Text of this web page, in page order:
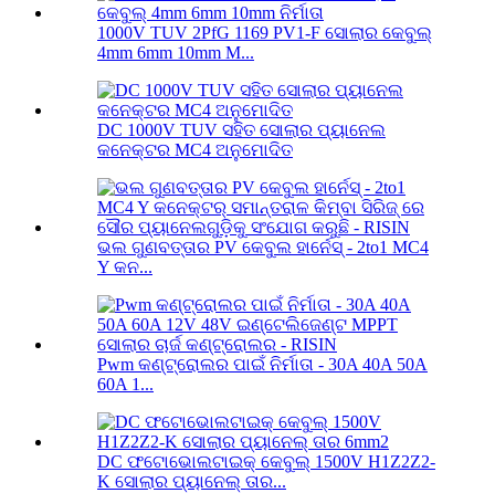
1000V TUV 2PfG 1169 PV1-F ସୋଲାର କେବୁଲ୍
4mm 6mm 10mm M...
DC 1000V TUV ସହିତ ସୋଲାର ପ୍ୟାନେଲ
କନେକ୍ଟର MC4 ଅନୁମୋଦିତ
ଭଲ ଗୁଣବତ୍ତାର PV କେବୁଲ ହାର୍ନେସ୍ - 2to1 MC4
Y କନ...
Pwm କଣ୍ଟ୍ରୋଲର ପାଇଁ ନିର୍ମାତା - 30A 40A 50A
60A 1...
DC ଫଟୋଭୋଲଟାଇକ୍ କେବୁଲ୍ 1500V H1Z2Z2-
K ସୋଲାର ପ୍ୟାନେଲ୍ ତାର...